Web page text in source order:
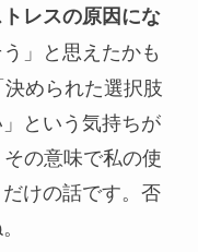
レスの原因にな
」と思えたかも
められた選択肢
という気持ちが
の意味で私の使
けの話です。否